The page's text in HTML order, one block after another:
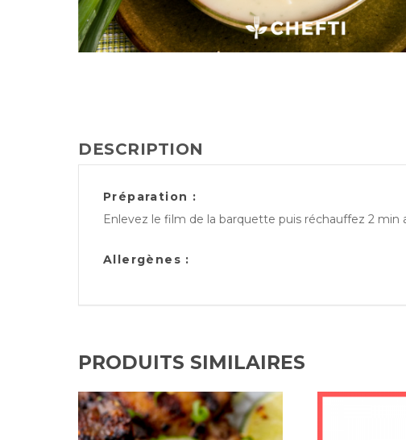
DESCRIPTION
Préparation :
Enlevez le film de la barquette puis réchauffez 2 min
Allergènes :
PRODUITS SIMILAIRES